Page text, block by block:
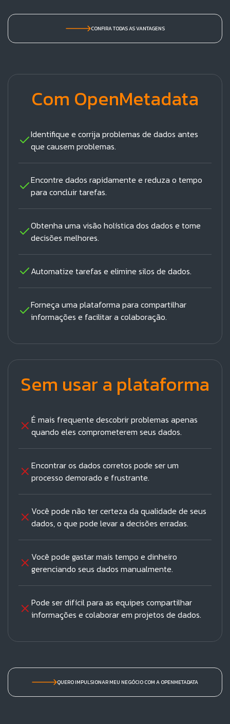
CONFIRA TODAS AS VANTAGENS
Com OpenMetadata
Identifique e corrija problemas de dados antes
que causem problemas.
Encontre dados rapidamente e reduza o tempo
para concluir tarefas.
Obtenha uma visão holística dos dados e tome
decisões melhores.
Automatize tarefas e elimine silos de dados.
Forneça uma plataforma para compartilhar
informações e facilitar a colaboração.
Sem usar a plataforma
É mais frequente descobrir problemas apenas
quando eles comprometerem seus dados.
Encontrar os dados corretos pode ser um
processo demorado e frustrante.
Você pode não ter certeza da qualidade de seus
dados, o que pode levar a decisões erradas.
Você pode gastar mais tempo e dinheiro
gerenciando seus dados manualmente.
Pode ser difícil para as equipes compartilhar
informações e colaborar em projetos de dados.
QUERO IMPULSIONAR MEU NEGÓCIO COM A OPENMETADATA